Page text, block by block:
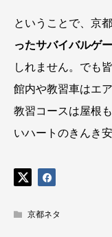
ということで、京
ったサバイバルゲ
しれません。でも
館内や教習車はエ
教習コースは屋根
いハートのきんき
京都ネタ